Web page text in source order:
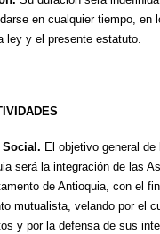
en cualquier tiempo, en
ley y el presente estatuto.
Social. El objetivo general
será la integración de las
de Antioquia, con el
mutualista, velando por el
y por la defensa de sus